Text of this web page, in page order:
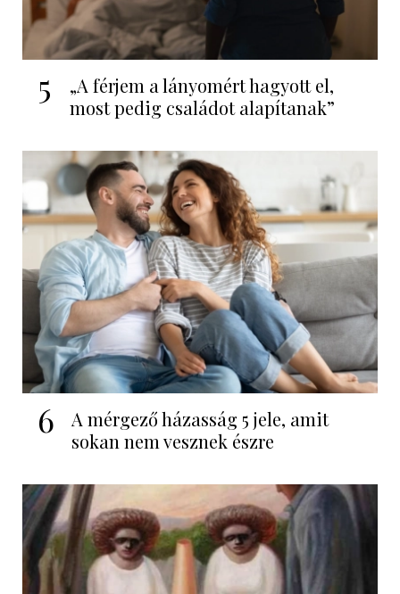
5
„A férjem a lányomért hagyott el,
most pedig családot alapítanak”
6
A mérgező házasság 5 jele, amit
sokan nem vesznek észre